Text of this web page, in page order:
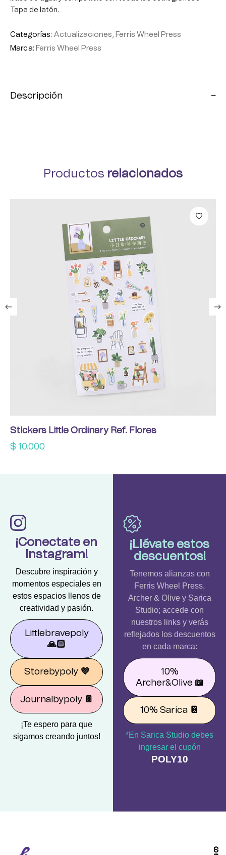
Tapa de latón.
Categorías: Actualizaciones
Ferris Wheel Press
Marca: Ferris Wheel Press
Descripción
Productos relacionados
Stickers Little Ordinary Ref. Flores
$ 10.000
¡Conectate en
Instagram!
Descubre inspiración y
momentos especiales en
estos espacios llenos de
creatividad y pasión.
Littlebravepoly
🙏🏻
Storebypoly 💜
Journalbypoly 📔
¡Te espero para que
sigamos creando juntos!
¡Llévate estos
descuentos!
Tenemos alianzas con
Ferris Wheel Press,
Archer & Olive y Sarica
Studio; accede con
nuestros links y verás
reflejados los descuentos
en cada marca:
10%
Archer&Olive 📖
10% Sarica 📔
*En Sarica Studio debes
ingresar el cupón
POLY10
S
C